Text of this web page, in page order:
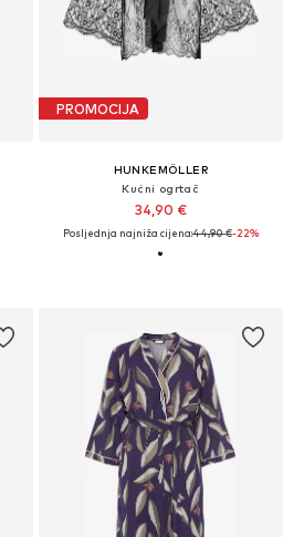
PROMOCIJA
HUNKEMÖLLER
Kućni ogrtač
34,90 €
Posljednja najniža cijena:44,90 €-22%